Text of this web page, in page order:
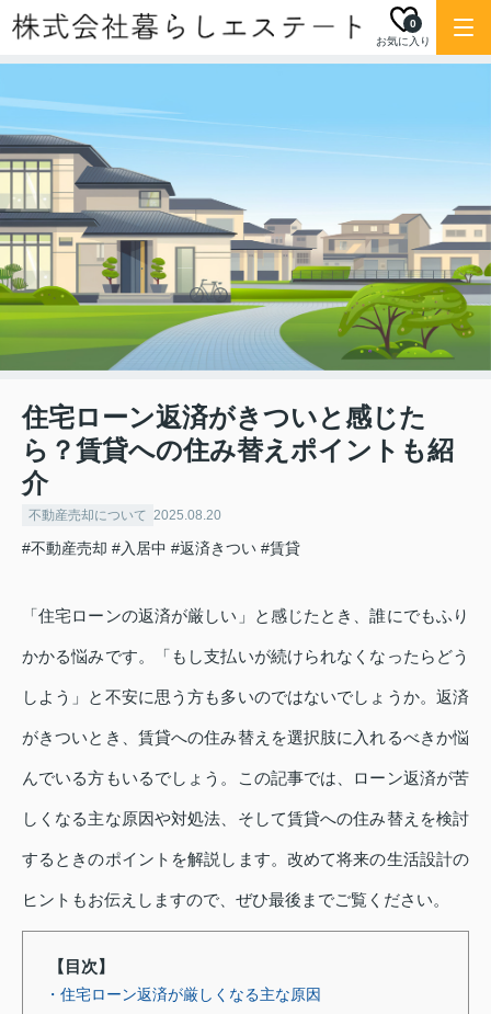
お気に入り
0
住宅ローン返済がきついと感じた
ら？賃貸への住み替えポイントも紹
介
不動産売却について 2025.08.20
#不動産売却 #入居中 #返済きつい #賃貸
「住宅ローンの返済が厳しい」と感じたとき、誰にでもふり
かかる悩みです。「もし支払いが続けられなくなったらどう
しよう」と不安に思う方も多いのではないでしょうか。返済
がきついとき、賃貸への住み替えを選択肢に入れるべきか悩
んでいる方もいるでしょう。この記事では、ローン返済が苦
しくなる主な原因や対処法、そして賃貸への住み替えを検討
するときのポイントを解説します。改めて将来の生活設計の
ヒントもお伝えしますので、ぜひ最後までご覧ください。
【目次】
・住宅ローン返済が厳しくなる主な原因